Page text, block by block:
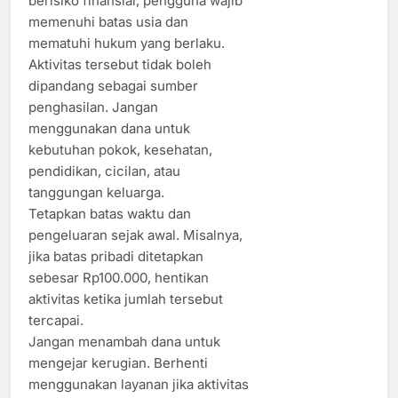
memenuhi batas usia dan
mematuhi hukum yang berlaku.
Aktivitas tersebut tidak boleh
dipandang sebagai sumber
penghasilan. Jangan
menggunakan dana untuk
kebutuhan pokok, kesehatan,
pendidikan, cicilan, atau
tanggungan keluarga.
Tetapkan batas waktu dan
pengeluaran sejak awal. Misalnya,
jika batas pribadi ditetapkan
sebesar Rp100.000, hentikan
aktivitas ketika jumlah tersebut
tercapai.
Jangan menambah dana untuk
mengejar kerugian. Berhenti
menggunakan layanan jika aktivitas